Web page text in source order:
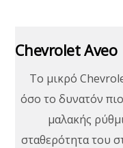
Chevrolet Aveo
To μικρό
όσο το δυνατόν
μαλακής
σταθερότητα του